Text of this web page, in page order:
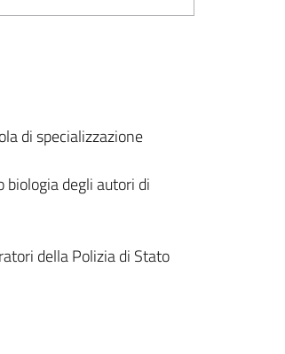
di specializzazione
degli autori di
della Polizia di Stato